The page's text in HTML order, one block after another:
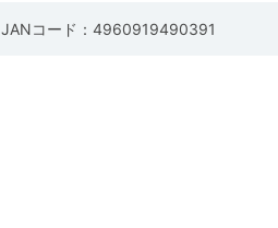
JANコード：4960919490391